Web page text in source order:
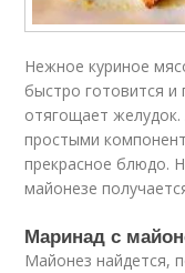
Нежное куриное
быстро готовится и
отягощает желудок.
простыми
прекрасное блюдо.
майонезе
Маринад с
Майонез найдется,